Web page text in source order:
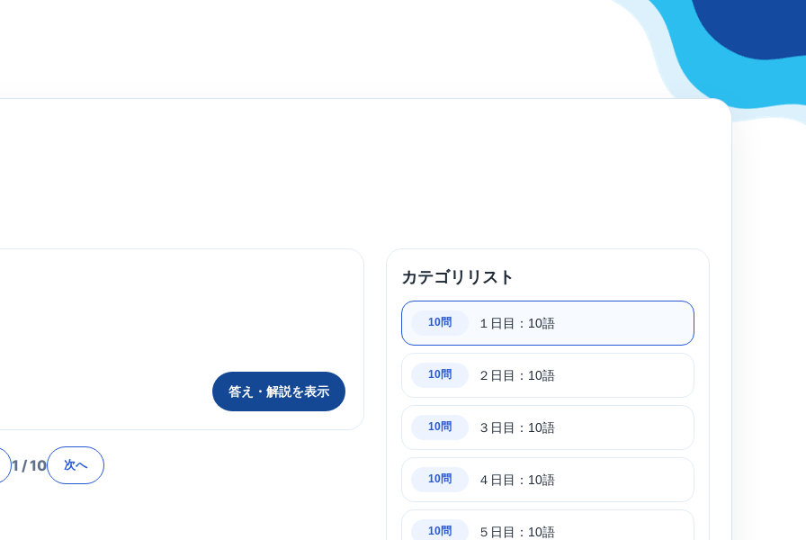
答え・解説を表示
1 /10 次へ
カテゴリリスト
10問 １日目：10語
10問 ２日目：10語
10問 ３日目：10語
10問 ４日目：10語
10問 ５日目：10語